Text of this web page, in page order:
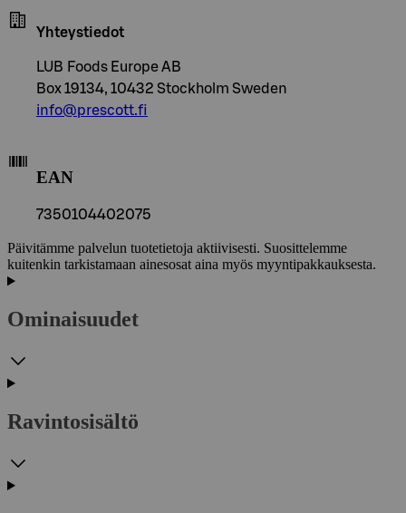
Yhteystiedot
LUB Foods Europe AB
Box 19134, 10432 Stockholm Sweden
info@prescott.fi
EAN
7350104402075
Päivitämme palvelun tuotetietoja aktiivisesti. Suosittelemme
kuitenkin tarkistamaan ainesosat aina myös myyntipakkauksesta.
Ominaisuudet
Ravintosisältö